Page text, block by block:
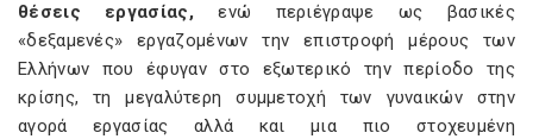
θέσεις εργασίας, ενώ περιέγραψε ως βασικές
«δεξαμενές» εργαζομένων την επιστροφή μέρους των
Ελλήνων που έφυγαν στο εξωτερικό την περίοδο της
κρίσης, τη μεγαλύτερη συμμετοχή των γυναικών στην
αγορά εργασίας αλλά και μια πιο στοχευμένη